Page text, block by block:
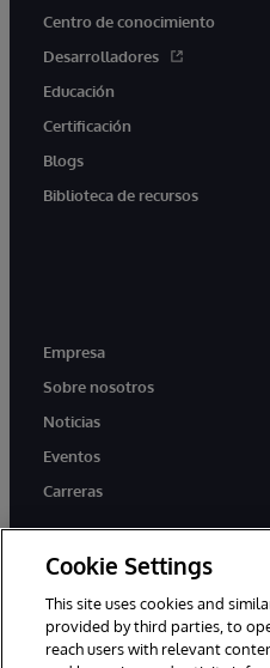
Centro de conocimiento
Desarrolladores
Educación
Certificación
Blogs
Biblioteca de recursos
Empresa
Sobre nosotros
Noticias
Eventos
Carreras
twitter youtube
Cookie Settings
This site uses cookies and
provided by third parties, to
reach users with relevant